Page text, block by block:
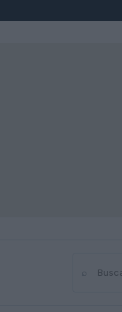
⌕Buscar